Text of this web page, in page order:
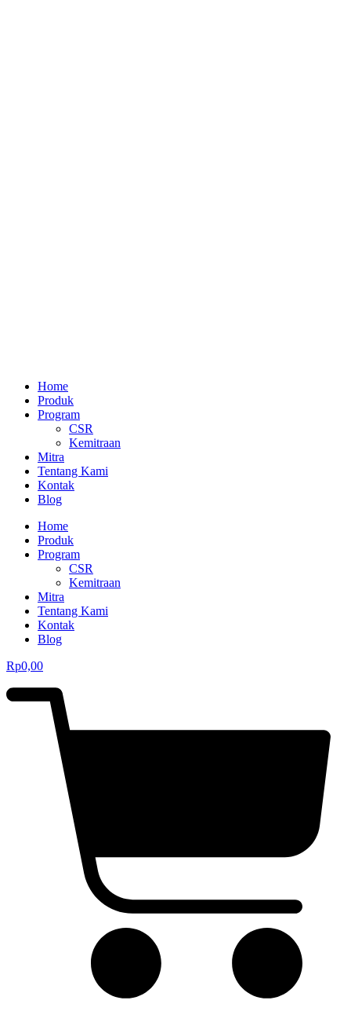
Home
Produk
Program
CSR
Kemitraan
Mitra
Tentang Kami
Kontak
Blog
Home
Produk
Program
CSR
Kemitraan
Mitra
Tentang Kami
Kontak
Blog
Rp0,00